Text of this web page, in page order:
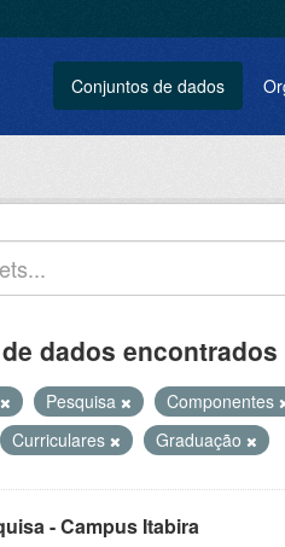
Conjuntos de dados
dados encontrados
Pesquisa
Componentes
Curriculares Graduação
- Campus Itabira